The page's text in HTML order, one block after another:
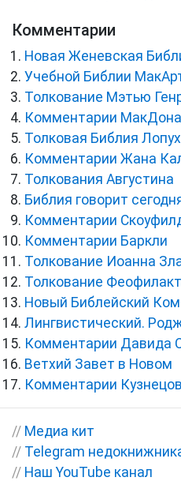
Комментарии
Новая Женевская
Учебной Библии
Толкование Мэтью
Комментарии
Толковая Библия
Комментарии Жана
Толкования Августина
Библия говорит
Комментарии
Комментарии Баркли
Толкование Иоанна
Толкование
Новый Библейский
Лингвистический.
Комментарии Давида
Ветхий Завет в Новом
Комментарии
// Медиа кит
// Telegram
// Наш YouTube канал